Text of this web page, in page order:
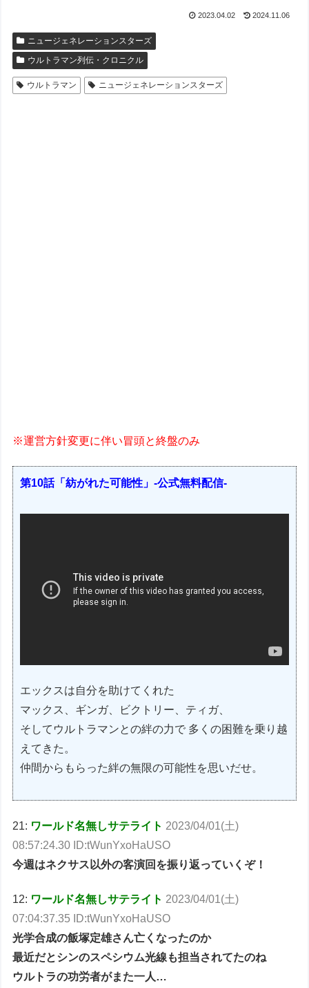
2023.04.02 2024.11.06
ニュージェネレーションスターズ
ウルトラマン列伝・クロニクル
ウルトラマン ニュージェネレーションスターズ
※運営方針変更に伴い冒頭と終盤のみ
第10話「紡がれた可能性」-公式無料配信-
エックスは自分を助けてくれた
マックス、ギンガ、ビクトリー、ティガ、
そしてウルトラマンとの絆の力で 多くの困難を乗り越
えてきた。
仲間からもらった絆の無限の可能性を思いだせ。
21: ワールド名無しサテライト 2023/04/01(土)
08:57:24.30 ID:tWunYxoHaUSO
今週はネクサス以外の客演回を振り返っていくぞ！
12: ワールド名無しサテライト 2023/04/01(土)
07:04:37.35 ID:tWunYxoHaUSO
光学合成の飯塚定雄さん亡くなったのか
最近だとシンのスペシウム光線も担当されてたのね
ウルトラの功労者がまた一人…